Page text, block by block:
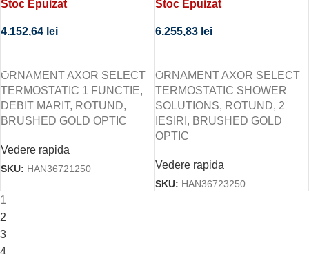
DEBIT MARIT, ROTUND,
Stoc Epuizat
4.152,64 lei
ORNAMENT AXOR SELECT
TERMOSTATIC 1 FUNCTIE,
DEBIT MARIT, ROTUND,
BRUSHED GOLD OPTIC
Vedere rapida
SKU: HAN36721250
SOLUTIONS, ROTUND, 2
OPTIC
Stoc Epuizat
6.255,83 lei
ORNAMENT AXOR SELECT
TERMOSTATIC SHOWER
SOLUTIONS, ROTUND, 2
IESIRI, BRUSHED GOLD
OPTIC
Vedere rapida
SKU: HAN36723250
1
2
3